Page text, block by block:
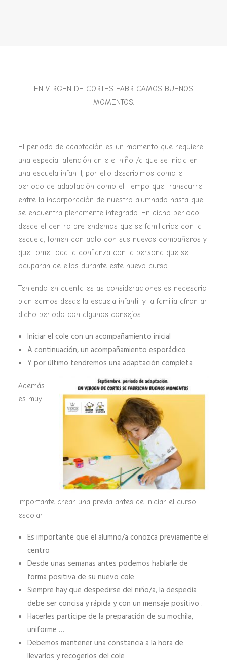
EN VIRGEN DE CORTES FABRICAMOS BUENOS
MOMENTOS.
El periodo de adaptación es un momento que requiere
una especial atención ante el niño /a que se inicia en
una escuela infantil, por ello describimos como el
periodo de adaptación como el tiempo que transcurre
entre la incorporación de nuestro alumnado hasta que
se encuentra plenamente integrado. En dicho periodo
desde el centro pretendemos que se familiarice con la
escuela, tomen contacto con sus nuevos compañeros y
que tome toda la confianza con la persona que se
ocuparan de ellos durante este nuevo curso .
Teniendo en cuenta estas consideraciones es necesario
plantearnos desde la escuela infantil y la familia afrontar
dicho periodo con algunos consejos.
Iniciar el cole con un acompañamiento inicial
A continuación, un acompañamiento esporádico
Y por último tendremos una adaptación completa
Además
es muy
importante crear una previa antes de iniciar el curso
escolar
Es importante que el alumno/a conozca previamente el
centro
Desde unas semanas antes podemos hablarle de
forma positiva de su nuevo cole
Siempre hay que despedirse del niño/a, la despedía
debe ser concisa y rápida y con un mensaje positivo .
Hacerles participe de la preparación de su mochila,
uniforme …
Debemos mantener una constancia a la hora de
llevarlos y recogerlos del cole